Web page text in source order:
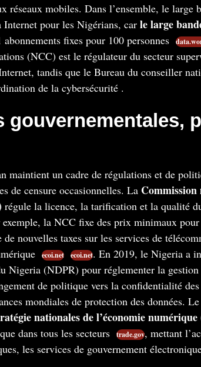
réseaux mobiles. Dans l’ensemble, le large
Internet pour les Nigérians, car le large
fixes pour 100 personnes​
(NCC) est le régulateur du secteur
tandis que le Bureau du conseiller
de la cybersécurité​ .
gouvernementales,
maintient un cadre de régulations et de
de censure occasionnelles. La Commission
régule la licence, la tarification et la qualité
la NCC fixe des prix minimaux pour
nouvelles taxes sur les services de
ecoi.net​ ecoi.net. En 2019, le Nigeria a
Nigeria (NDPR) pour réglementer la gestion
de politique vers la confidentialité
mondiales de protection des données.
nationales de l’économie numérique
dans tous les secteurs​
trade.gov, mettant
les services de gouvernement